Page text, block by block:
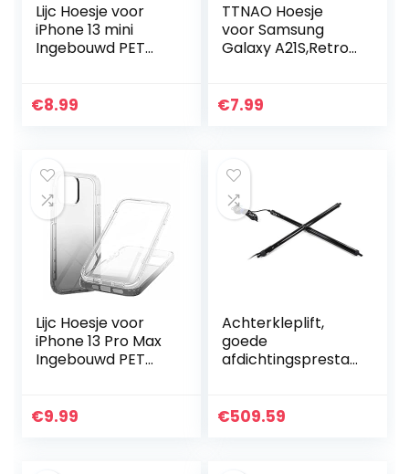
Lijc Hoesje voor
iPhone 13 mini
Ingebouwd PET
Volledige Lichaam
€8.99
TTNAO Hoesje
voor Samsung
Galaxy A21S,Retro
Siliconen Case
€7.99
Lijc Hoesje voor
iPhone 13 Pro Max
Ingebouwd PET
360°Volledige
€9.99
Achterkleplift,
goede
afdichtingsprestati
olielekkage
€509.59